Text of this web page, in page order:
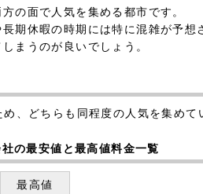
の面で人気を集める都市です。
期休暇の時期には特に混雑が予想
まうのが良いでしょう。
、どちらも同程度の人気を集めて
の最安値と最高値料金一覧
最高値